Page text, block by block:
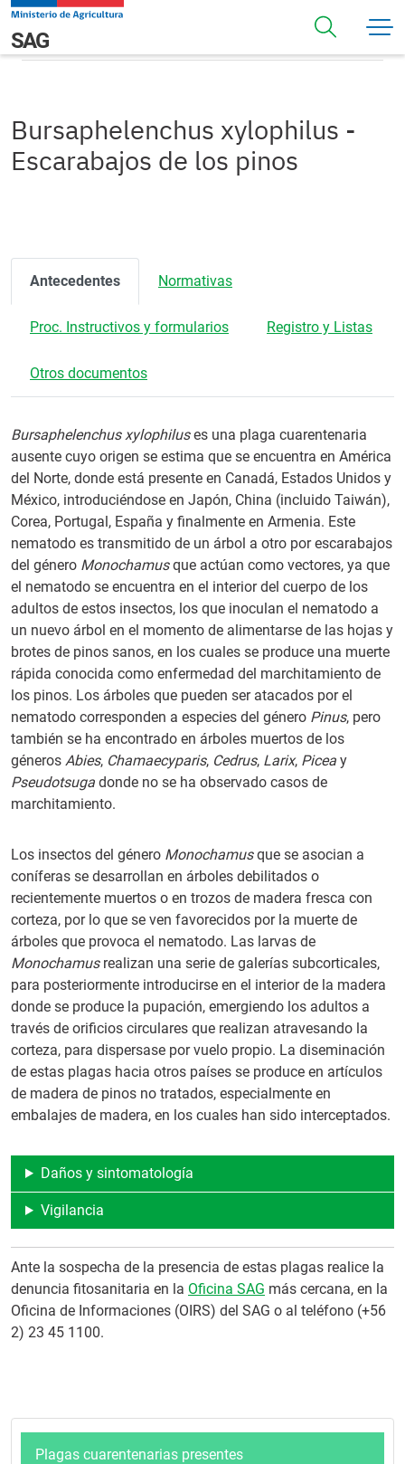
Pasar al contenido principal
Navegación principal
SAGBursaphelenchus xylophilus - Escarabajos de los pinos
Bursaphelenchus xylophilus -
Escarabajos de los pinos
Antecedentes Normativas
Proc. Instructivos y formularios Registro y Listas
Otros documentos
Bursaphelenchus xylophiluses una plaga cuarentenaria
ausente cuyo origen se estima que se encuentra en América
del Norte, donde está presente en Canadá, Estados Unidos y
México, introduciéndose en Japón, China (incluido Taiwán),
Corea, Portugal, España y finalmente en Armenia. Este
nematodo es transmitido de un árbol a otro por escarabajos
del género Monochamusque actúan como vectores, ya que
el nematodo se encuentra en el interior del cuerpo de los
adultos de estos insectos, los que inoculan el nematodo a
un nuevo árbol en el momento de alimentarse de las hojas y
brotes de pinos sanos, en los cuales se produce una muerte
rápida conocida como enfermedad del marchitamiento de
los pinos. Los árboles que pueden ser atacados por el
nematodo corresponden a especies del género Pinus, pero
también se ha encontrado en árboles muertos de los
géneros Abies, Chamaecyparis, Cedrus, Larix, Picea y
Pseudotsuga donde no se ha observado casos de
marchitamiento.
Los insectos del género Monochamusque se asocian a
coníferas se desarrollan en árboles debilitados o
recientemente muertos o en trozos de madera fresca con
corteza, por lo que se ven favorecidos por la muerte de
árboles que provoca el nematodo. Las larvas de
Monochamus realizan una serie de galerías subcorticales,
para posteriormente introducirse en el interior de la madera
donde se produce la pupación, emergiendo los adultos a
través de orificios circulares que realizan atravesando la
corteza, para dispersase por vuelo propio. La diseminación
de estas plagas hacia otros países se produce en artículos
de madera de pinos no tratados, especialmente en
embalajes de madera, en los cuales han sido interceptados.
Daños y sintomatología
Vigilancia
Ante la sospecha de la presencia de estas plagas realice la
denuncia fitosanitaria en la Oficina SAG más cercana, en la
Oficina de Informaciones (OIRS) del SAG o al teléfono (+56
2) 23 45 1100.
Plagas cuarentenarias presentes